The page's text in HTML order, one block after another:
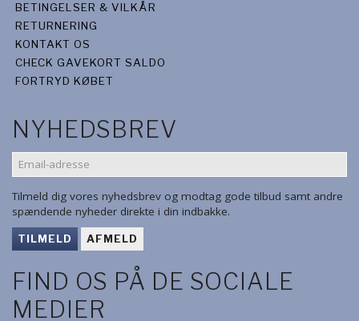
BETINGELSER & VILKÅR
RETURNERING
KONTAKT OS
CHECK GAVEKORT SALDO
FORTRYD KØBET
NYHEDSBREV
EMAIL-
ADRESSE
Tilmeld dig vores nyhedsbrev og modtag gode tilbud samt andre
spændende nyheder direkte i din indbakke.
TILMELD AFMELD
FIND OS PÅ DE SOCIALE
MEDIER